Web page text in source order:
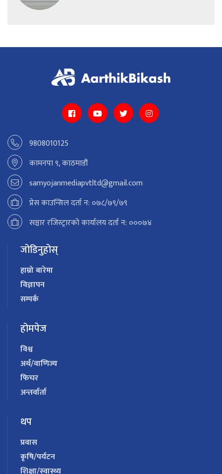
9808010125
कामनपा ९, काठमाडौं
samyojanmediapvtltd@gmail.com
प्रेस काउन्सिल दर्ता न: ०७८/७९/७९
सञ्चार रजिस्ट्रारको कार्यालय दर्ता न: ०००७४
जोडिनुहोस्
हाम्रो बारेमा
विज्ञापन
सम्पर्क
होमपेज
विश्व
अर्थ/वाणिज्य
फिचर
अन्तर्वार्ता
थप
प्रवास
कृषि/पर्यटन
शिक्षा/स्वास्थ्य